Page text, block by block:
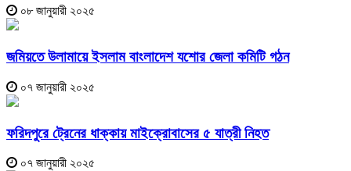
০৮ জানুয়ারী ২০২৫
জমিয়তে উলামায়ে ইসলাম বাংলাদেশ যশোর জেলা কমিটি গঠন
০৭ জানুয়ারী ২০২৫
ফরিদপুরে ট্রেনের ধাক্কায় মাইক্রোবাসের ৫ যাত্রী নিহত
০৭ জানুয়ারী ২০২৫